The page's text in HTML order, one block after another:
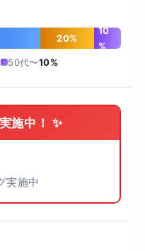
20%
10
%
50代〜10%
施中！ ✨
実施中